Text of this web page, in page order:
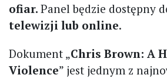
ofiar. Panel będzie dostępny
telewizji lub online.
Dokument „Chris Brown: A
Violence” jest jednym z